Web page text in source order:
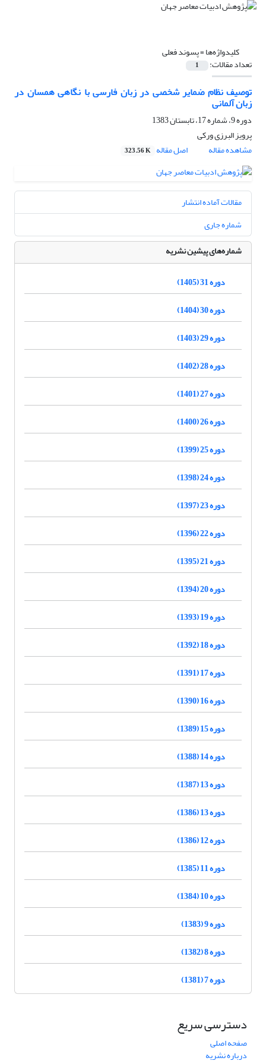
کلیدواژه‌ها =پسوند فعلی
تعداد مقالات: 1
توصیف نظام ضمایر شخصی در زبان فارسی با نگاهی همسان در
زبان آلمانی
دوره 9، شماره 17، تابستان 1383
پرویز البرزى ورکى
مشاهده مقاله
اصل مقاله 323.56 K
مقالات آماده انتشار
شماره جاری
شماره‌های پیشین نشریه
دوره 31 (1405)
دوره 30 (1404)
دوره 29 (1403)
دوره 28 (1402)
دوره 27 (1401)
دوره 26 (1400)
دوره 25 (1399)
دوره 24 (1398)
دوره 23 (1397)
دوره 22 (1396)
دوره 21 (1395)
دوره 20 (1394)
دوره 19 (1393)
دوره 18 (1392)
دوره 17 (1391)
دوره 16 (1390)
دوره 15 (1389)
دوره 14 (1388)
دوره 13 (1387)
دوره 13 (1386)
دوره 12 (1386)
دوره 11 (1385)
دوره 10 (1384)
دوره 9 (1383)
دوره 8 (1382)
دوره 7 (1381)
دسترسی سریع
صفحه اصلی
درباره نشریه